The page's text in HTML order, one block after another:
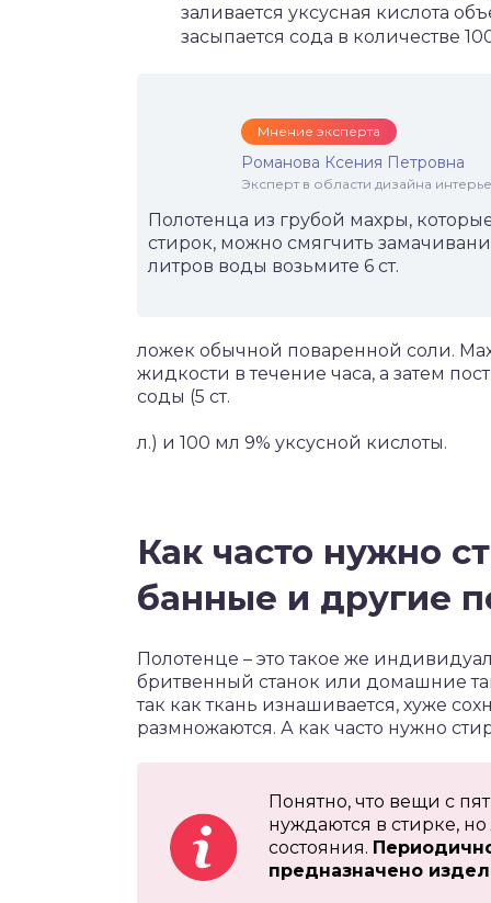
заливается уксусная кислота
засыпается сода в количестве
Мнение эксперта
Романова Ксения Петровна
Эксперт в области дизайна
Полотенца из грубой махры,
стирок, можно смягчить
литров воды возьмите 6 ст.
ложек обычной поваренной соли.
жидкости в течение часа, а затем
соды (5 ст.
л.) и 100 мл 9% уксусной кислоты.
Как часто нужно
банные и другие
Полотенце – это такое же
бритвенный станок или домашние
так как ткань изнашивается, хуже
размножаются. А как часто нужно
Понятно, что вещи с
нуждаются в стирке,
состояния.
предназначено